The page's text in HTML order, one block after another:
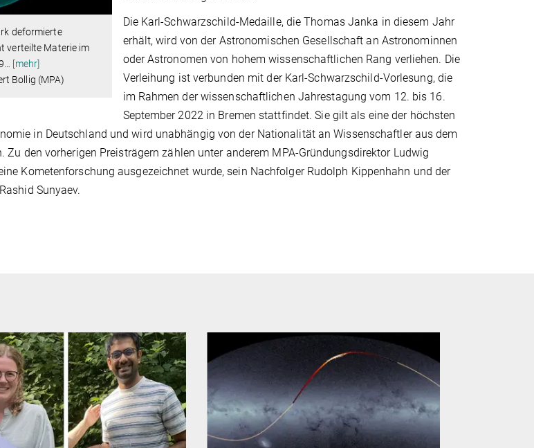
deformierte
verteilte Materie im
[mehr]
Bollig (MPA)
Die Karl-Schwarzschild-Medaille, die Thomas Janka in diesem Jahr
erhält, wird von der Astronomischen Gesellschaft an Astronominnen
oder Astronomen von hohem wissenschaftlichen Rang verliehen. Die
Verleihung ist verbunden mit der Karl-Schwarzschild-Vorlesung, die
im Rahmen der wissenschaftlichen Jahrestagung vom 12. bis 16.
September 2022 in Bremen stattfindet. Sie gilt als eine der höchsten
in Deutschland und wird unabhängig von der Nationalität an Wissenschaftler aus dem
Zu den vorherigen Preisträgern zählen unter anderem MPA-Gründungsdirektor Ludwig
Kometenforschung ausgezeichnet wurde, sein Nachfolger Rudolph Kippenhahn und der
Sunyaev.